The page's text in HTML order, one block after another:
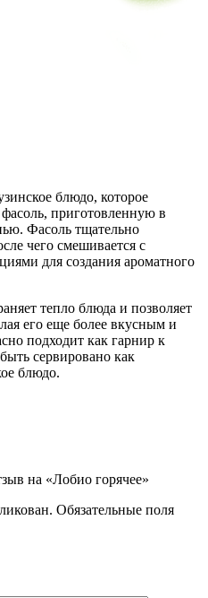
блюдо, которое
приготовленную в
Фасоль тщательно
чего смешивается с
для создания ароматного
тепло блюда и позволяет
его еще более вкусным и
подходит как гарнир к
сервировано как
блюдо.
на «Лобио горячее»
Обязательные поля